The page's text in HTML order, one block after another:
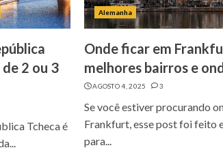
2 ou 3
Tcheca é
Alemanha
Onde ficar em
melhores bairros e
AGOSTO 4, 2025 3
Se você estiver procurando
Frankfurt, esse post foi feito
para...